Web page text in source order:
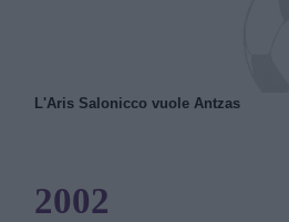
L'Aris Salonicco vuole Antzas
2002